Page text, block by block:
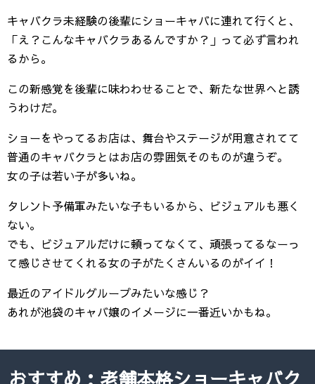
キャバクラ未経験の後輩にショーキャバに連れて行くと、
「え？こんなキャバクラあるんですか？」って必ず言われ
るから。
この新感覚を後輩に味わわせることで、新たな世界へと誘
うわけだ。
ショーをやってるお店は、舞台やステージが用意されてて
普通のキャバクラとはお店の雰囲気そのものが違うぞ。
女の子は若い子が多いね。
タレント予備軍みたいな子もいるから、ビジュアルも悪く
ない。
でも、ビジュアルだけに頼ってなくて、頑張ってるなーっ
て感じさせてくれる女の子がたくさんいるのがイイ！
最近のアイドルグループみたいな感じ？
あれが池袋のキャバ嬢のイメージに一番近いかもね。
おすすめ：老舗本格ショーキャバク